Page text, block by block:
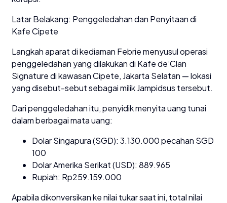
Latar Belakang: Penggeledahan dan Penyitaan di
Kafe Cipete
Langkah aparat di kediaman Febrie menyusul operasi
penggeledahan yang dilakukan di Kafe de’Clan
Signature di kawasan Cipete, Jakarta Selatan — lokasi
yang disebut-sebut sebagai milik Jampidsus tersebut.
Dari penggeledahan itu, penyidik menyita uang tunai
dalam berbagai mata uang:
Dolar Singapura (SGD): 3.130.000 pecahan SGD
100
Dolar Amerika Serikat (USD): 889.965
Rupiah: Rp259.159.000
Apabila dikonversikan ke nilai tukar saat ini, total nilai